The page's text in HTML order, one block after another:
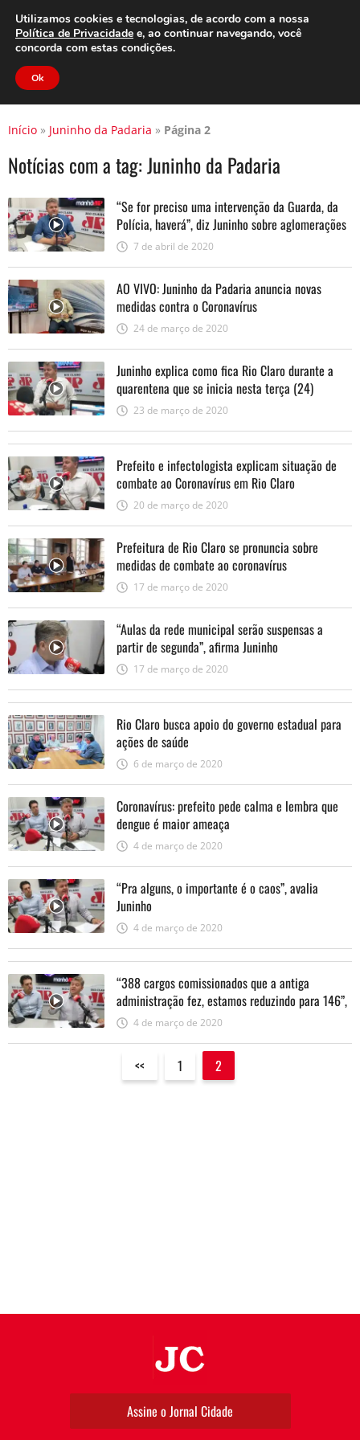
Clube do Assinante Área do Assinante
Início » Juninho da Padaria » Página 2
Notícias com a tag:Juninho da Padaria
“Se for preciso uma intervenção da Guarda, da
Polícia, haverá”, diz Juninho sobre aglomerações
7 de abril de 2020
AO VIVO: Juninho da Padaria anuncia novas
medidas contra o Coronavírus
24 de março de 2020
Juninho explica como fica Rio Claro durante a
quarentena que se inicia nesta terça (24)
23 de março de 2020
Prefeito e infectologista explicam situação de
combate ao Coronavírus em Rio Claro
20 de março de 2020
Prefeitura de Rio Claro se pronuncia sobre
medidas de combate ao coronavírus
17 de março de 2020
“Aulas da rede municipal serão suspensas a
partir de segunda”, afirma Juninho
17 de março de 2020
Rio Claro busca apoio do governo estadual para
ações de saúde
6 de março de 2020
Coronavírus: prefeito pede calma e lembra que
dengue é maior ameaça
4 de março de 2020
“Pra alguns, o importante é o caos”, avalia
Juninho
4 de março de 2020
“388 cargos comissionados que a antiga
administração fez, estamos reduzindo para 146”,
diz Juninho
4 de março de 2020
<< 1 2
Assine o Jornal Cidade
Utilizamos cookies e tecnologias, de acordo com a nossa
Política de Privacidade e, ao continuar navegando, você
concorda com estas condições.
Ok